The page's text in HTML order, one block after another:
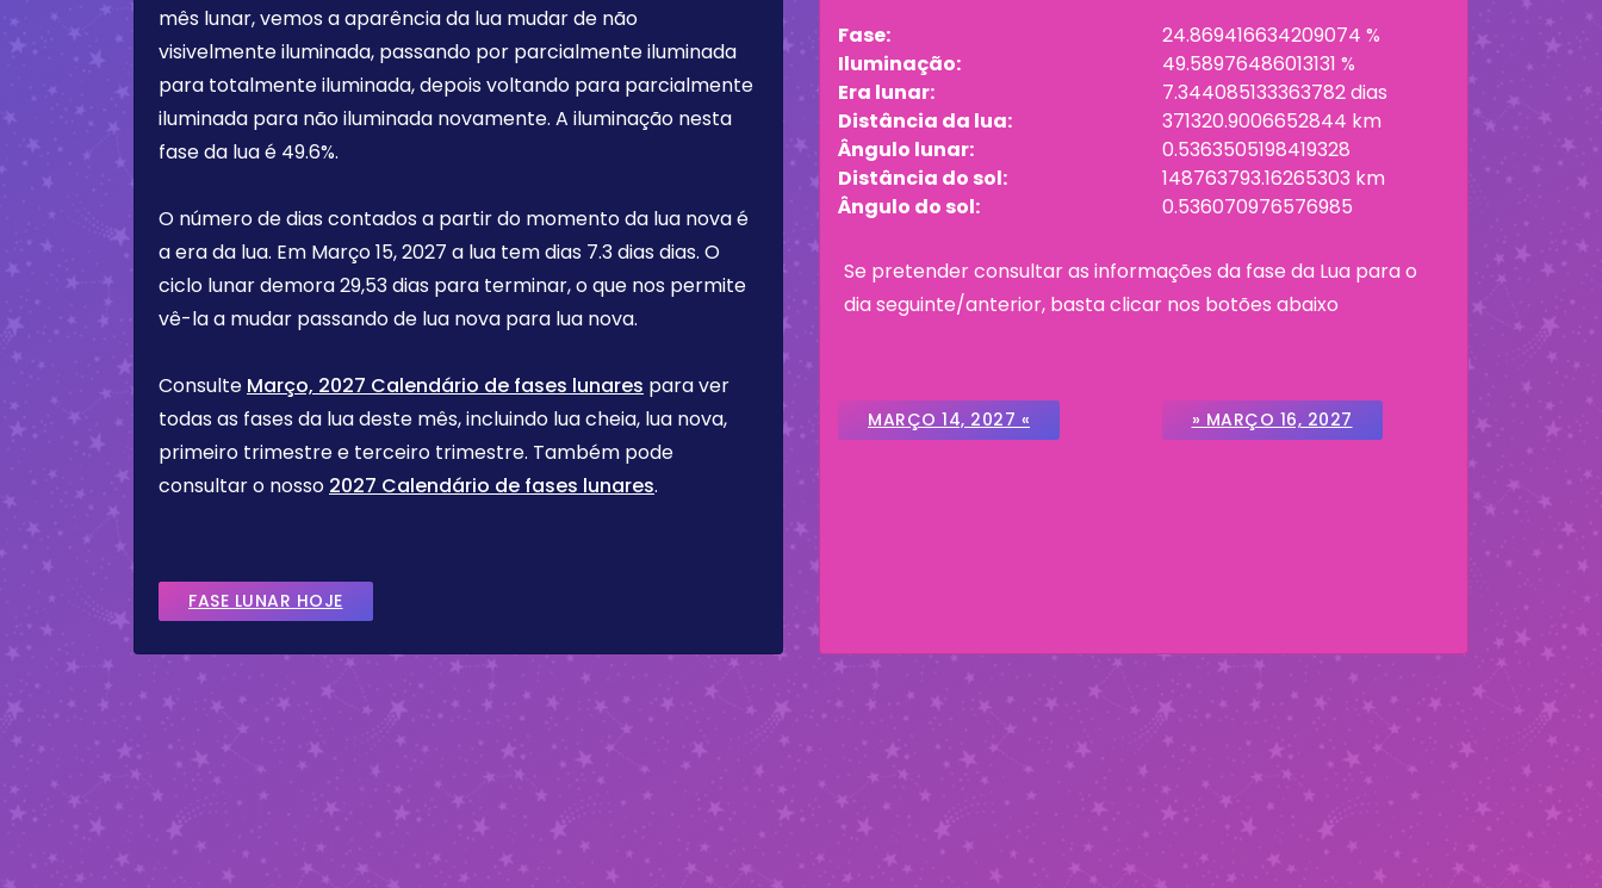
mês lunar, vemos a aparência da lua mudar de não
visivelmente iluminada, passando por parcialmente iluminada
para totalmente iluminada, depois voltando para parcialmente
iluminada para não iluminada novamente. A iluminação nesta
fase da lua é 49.6%.
O número de dias contados a partir do momento da lua nova é
a era da lua. Em Março 15, 2027 a lua tem dias 7.3 dias dias. O
ciclo lunar demora 29,53 dias para terminar, o que nos permite
vê-la a mudar passando de lua nova para lua nova.
Consulte Março, 2027 Calendário de fases lunares para ver
todas as fases da lua deste mês, incluindo lua cheia, lua nova,
primeiro trimestre e terceiro trimestre. Também pode
consultar o nosso 2027 Calendário de fases lunares.
FASE LUNAR HOJE
Fase:
24.869416634209074 %
Iluminação:
49.58976486013131 %
Era lunar:
7.344085133363782 dias
Distância da lua:
371320.9006652844 km
Ângulo lunar:
0.5363505198419328
Distância do sol:
148763793.16265303 km
Ângulo do sol:
0.536070976576985
Se pretender consultar as informações da fase da Lua para o
dia seguinte/anterior, basta clicar nos botões abaixo
MARÇO 14, 2027 « » MARÇO 16, 2027